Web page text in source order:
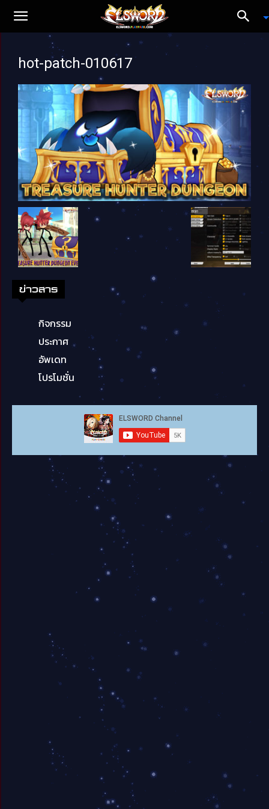
hot-patch-010617
ข่าวสาร
กิจกรรม
ประกาศ
อัพเดท
โปรโมชั่น